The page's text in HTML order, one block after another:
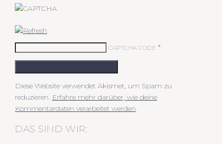
CAPTCHA CODE *
Diese Website verwendet Akismet, um Spam zu
reduzieren. Erfahre mehr darüber, wie deine
Kommentardaten verarbeitet werden.
DAS SIND WIR: